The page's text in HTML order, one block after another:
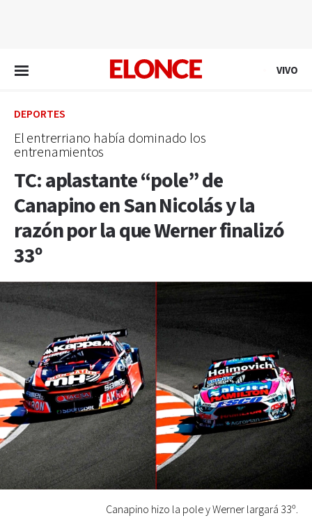
VIVO
DEPORTES
El entrerriano había dominado los
entrenamientos
TC: aplastante “pole” de
Canapino en San Nicolás y la
razón por la que Werner finalizó
33º
Canapino hizo la pole y Werner largará 33º.